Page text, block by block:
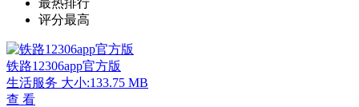
评分最高
铁路12306app官方版
生活服务 大小:133.75 MB
查 看